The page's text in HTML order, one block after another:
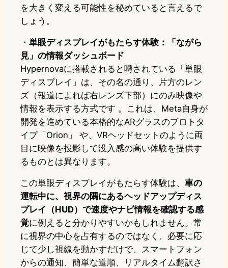
を大きく変える可能性を秘めていると言えるで
しょう。
・ 単眼ディスプレイがもたらす体験：「ながら
見」の情報ダッシュボード
Hypernovaに搭載されると噂されている「単眼
ディスプレイ」は、その名の通り、片方のレン
ズ（報道によれば右レンズ下部）にのみ映像や
情報を表示する方式です 。これは、Meta自身が
開発を進めている本格的なARグラスのプロトタ
イプ「Orion」 や、VRヘッドセットのように両
目に映像を投影して没入感の高い体験を提供す
るものとは異なります。
この単眼ディスプレイがもたらす体験は、 車の
運転中に、視界の隅にあるヘッドアップディス
プレイ（HUD）で速度やナビ情報を確認する感
覚に例えると分かりやすいかもしれません。常
に視界の中心を占有するのではなく、必要に応
じて少し視線を動かすだけで、スマートフォン
からの通知、簡単な道順、リアルタイム翻訳さ